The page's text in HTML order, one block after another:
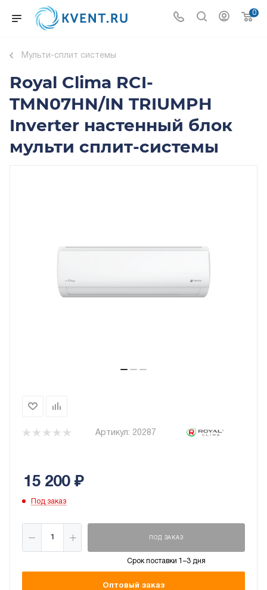
0
Мульти-сплит системы
Royal Clima RCI-
TMN07HN/IN TRIUMPH
Inverter настенный блок
мульти сплит-системы
Артикул: 20287
15 200₽
Под заказ
ПОД ЗАКАЗ
Срок поставки 1–3 дня
Оптовый заказ